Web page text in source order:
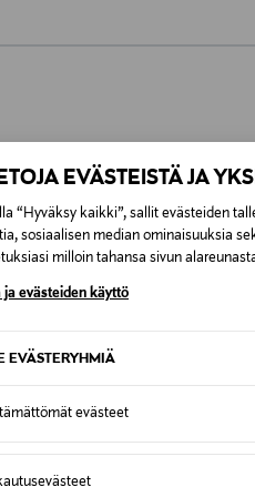
EVÄSTEISTÄ JA
“Hyväksy kaikki”, sallit evästeiden
sosiaalisen median ominaisuuksia
milloin tahansa sivun
ja evästeiden käyttö
EVÄSTERYHMIÄ
evästeet
ilmoittaa palautuksesta
NÄISTÄ